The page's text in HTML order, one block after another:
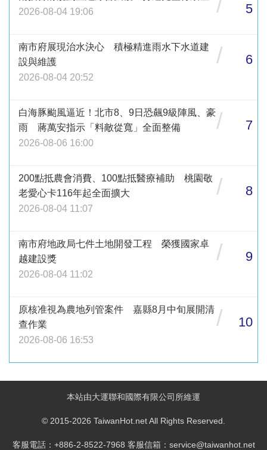
2026-08-04 19:06
5
南市府展現治水決心 積極精進雨水下水道建
設與維護
2026-08-04 20:52
/ 6
白海豚颱風逼近！北市8、9日恐飆9級陣風、豪
雨 蔣萬安指示「料敵從寬」全面整備
2026-08-06 16:00
/ 7
200點抵農會消費、100點抵醫療補助 桃園敬
老愛心卡116年起全面擴大
2026-08-04 11:07
/ 8
南市府地政局七件土地開發工程 榮獲國家卓
越建設獎
2026-08-04 11:02
/ 9
原核准視為農地列管案件 嘉縣8月中旬展開清
查作業
2026-08-06 16:53
/ 10
本站由大運聯和國際有限公司所維運
© 2015-2026 TaiwanHot.net All Rights Reserved.
客服電話：+886-2-8522-7968 客服信箱：service@taiwanhot.net